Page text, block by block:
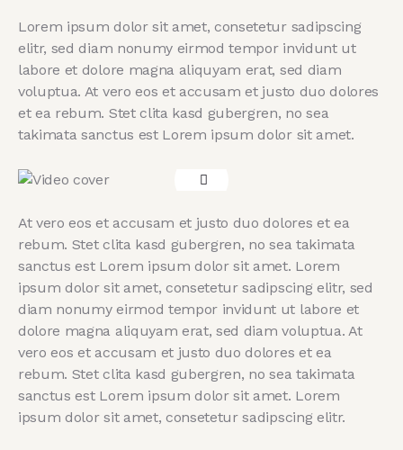
Lorem ipsum dolor sit amet, consetetur sadipscing
elitr, sed diam nonumy eirmod tempor invidunt ut
labore et dolore magna aliquyam erat, sed diam
voluptua. At vero eos et accusam et justo duo dolores
et ea rebum. Stet clita kasd gubergren, no sea
takimata sanctus est Lorem ipsum dolor sit amet.
At vero eos et accusam et justo duo dolores et ea
rebum. Stet clita kasd gubergren, no sea takimata
sanctus est Lorem ipsum dolor sit amet. Lorem
ipsum dolor sit amet, consetetur sadipscing elitr, sed
diam nonumy eirmod tempor invidunt ut labore et
dolore magna aliquyam erat, sed diam voluptua. At
vero eos et accusam et justo duo dolores et ea
rebum. Stet clita kasd gubergren, no sea takimata
sanctus est Lorem ipsum dolor sit amet. Lorem
ipsum dolor sit amet, consetetur sadipscing elitr.